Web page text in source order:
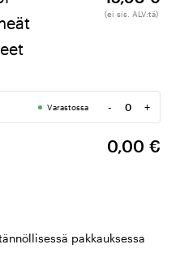
(ei sis. ALV:tä)
Varastossa -
Määrä
+
0,00 €
pakkauksessa